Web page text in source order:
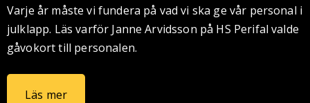
Varje år måste vi fundera på vad vi ska ge vår personal i
julklapp. Läs varför Janne Arvidsson på HS Perifal valde
gåvokort till personalen.
Läs mer